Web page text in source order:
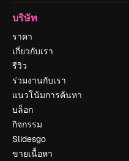
บริษัท
ราคา
เกี่ยวกับเรา
รีวิว
ร่วมงานกับเรา
แนวโน้มการค้นหา
บล็อก
กิจกรรม
Slidesgo
ขายเนื้อหา